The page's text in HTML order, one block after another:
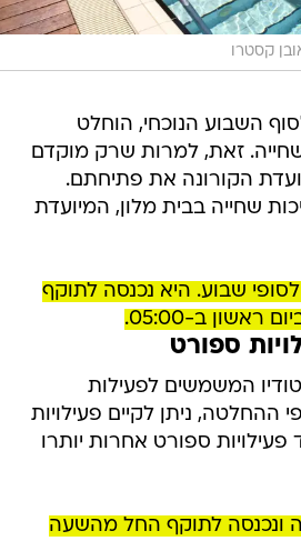
קסטרו
השבוע הנוכחי, הוחלט
זאת, למרות שרק מוקדם
הקורונה את פתיחתם.
שחייה בבית מלון, המיועדת
שבוע. היא נכנסה לתוקף
ספורט
המשמשים לפעילות
ההחלטה, ניתן לקיים פעילויות
ספורט אחרות יותרו
ונכנסה לתוקף החל מהשעה